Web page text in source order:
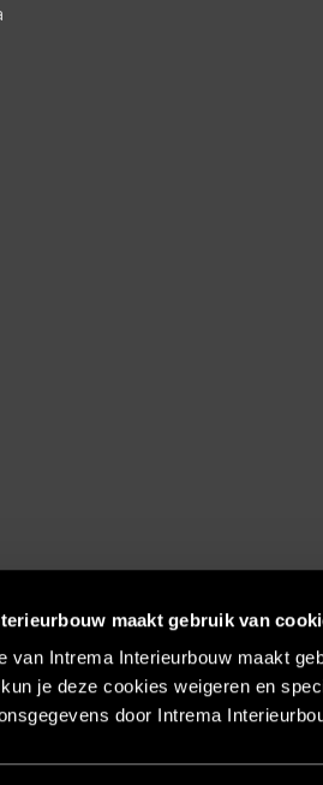
maakt gebruik van
van Intrema Interieurbouw maakt
je deze cookies weigeren en
door Intrema